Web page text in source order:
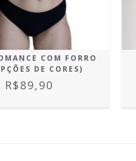
COM FORRO
DE CORES)
R$89,90